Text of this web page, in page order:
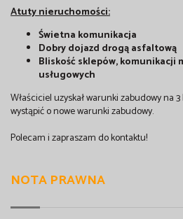
Atuty nieruchomości:
Świetna komunikacja
Dobry dojazd drogą asfaltową
Bliskość sklepów, komunikacji
usługowych
Właściciel uzyskał warunki zabudowy na
wystąpić o nowe warunki zabudowy.
Polecam i zapraszam do kontaktu!
NOTA PRAWNA